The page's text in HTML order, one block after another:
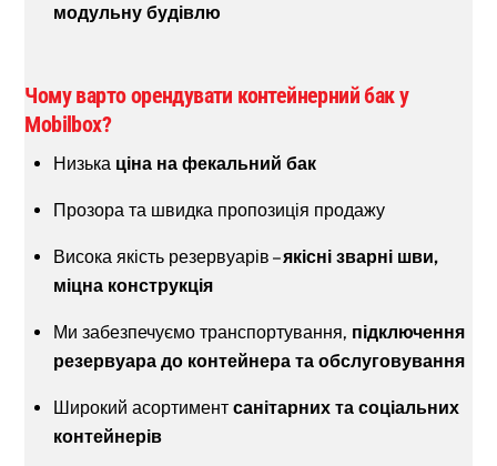
модульну будівлю
Чому варто орендувати контейнерний бак у
Mobilbox?
Низька ціна на фекальний бак
Прозора та швидка пропозиція продажу
Висока якість резервуарів –якісні зварні шви,
міцна конструкція
Ми забезпечуємо транспортування, підключення
резервуара до контейнера та обслуговування
Широкий асортимент санітарних та соціальних
контейнерів